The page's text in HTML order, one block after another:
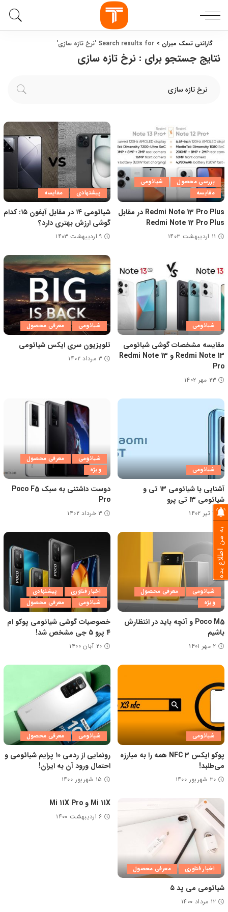
گارانتی تسک میران > Search results for 'نرخ تازه سازی'
نتایج جستجو برای : نرخ تازه سازی
بررسی محصول
شیائومی
مقایسه
Redmi Note 13 Pro Plus در مقابل
Redmi Note 12 Pro Plus
۱۱ اردیبهشت ۱۴۰۳
پیشنهادی مقایسه
شیائومی ۱۴ در مقابل آیفون ۱۵: کدام
گوشی ارزش بهتری دارد؟
۹ اردیبهشت ۱۴۰۳
شیائومی
مقایسه مشخصات گوشی شیائومی
Redmi Note 13 و Redmi Note 13
Pro
۲۳ مهر ۱۴۰۲
شیائومی معرفی محصول
تلویزیون سری ایکس شیائومی
۳ مرداد ۱۴۰۲
شیائومی
آشنایی با شیائومی ۱۳ تی و
شیائومی ۱۳ تی پرو
۷ تیر ۱۴۰۲
شیائومی
معرفی محصول
ویژه
دوست داشتنی به سبک Poco F5
Pro
۳ خرداد ۱۴۰۲
شیائومی
معرفی محصول
ویژه
Poco M5 و آنچه باید در انتظارش
باشیم
۲ مهر ۱۴۰۱
اخبار فناوری
پیشنهادی
شیائومی
معرفی محصول
خصوصیات گوشی شیائومی پوکو ام
۴ پرو ۵ جی مشخص شد!
۲۰ آبان ۱۴۰۰
شیائومی
پوکو ایکس 3 NFC همه را به مبارزه
می‌طلبد!
۳۰ شهریور ۱۴۰۰
شیائومی معرفی محصول
رونمایی از ردمی ۱۰ پرایم شیائومی و
احتمال ورود آن به ایران!
۱۵ شهریور ۱۴۰۰
اخبار فناوری معرفی محصول
شیائومی می پد ۵
۱۲ مرداد ۱۴۰۰
Mi 11X و Mi 11X Pro
۶ اردیبهشت ۱۴۰۰
به من اطلاع بده